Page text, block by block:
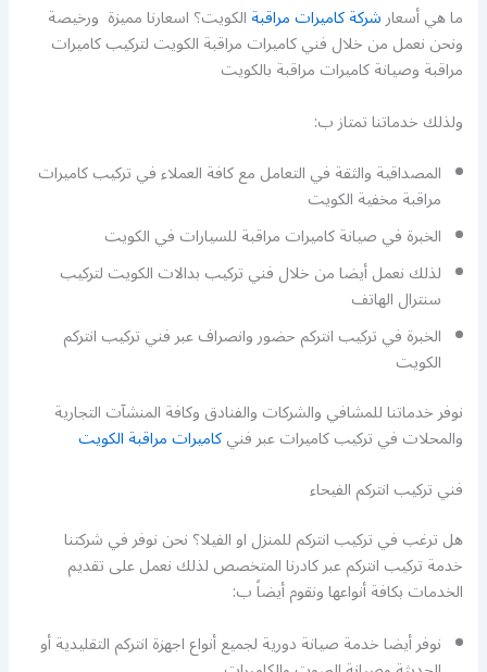
ما هي أسعارشركة كاميرات مراقبةالكويت؟ اسعارنا مميزة ورخيصة
ونحن نعمل من خلال فني كاميرات مراقبة الكويت لتركيب كاميرات
مراقبة وصيانة كاميرات مراقبة بالكويت
ولذلك خدماتنا تمتاز ب:
المصداقية والثقة في التعامل مع كافة العملاء في تركيب كاميرات
مراقبة مخفية الكويت
الخبرة في صيانة كاميرات مراقبة للسيارات في الكويت
لذلك نعمل أيضا من خلال فني تركيب بدالات الكويت لتركيب
سنترال الهاتف
الخبرة في تركيب انتركم حضور وانصراف عبر فني تركيب انتركم
الكويت
نوفر خدماتنا للمشافي والشركات والفنادق وكافة المنشآت التجارية
والمحلات في تركيب كاميرات عبر فنيكاميرات مراقبة الكويت
فني تركيب انتركم الفيحاء
هل ترغب في تركيب انتركم للمنزل او الفيلا؟ نحن نوفر في شركتنا
خدمة تركيب انتركم عبر كادرنا المتخصص لذلك نعمل على تقديم
الخدمات بكافة أنواعها ونقوم أيضاً ب:
نوفر أيضا خدمة صيانة دورية لجميع أنواع اجهزة انتركم التقليدية أو